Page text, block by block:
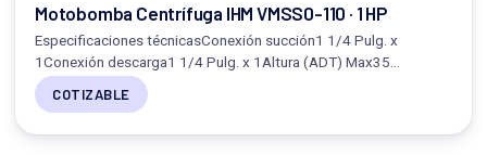
Motobomba Centrífuga IHM VMSS0-110 · 1 HP
Especificaciones técnicasConexión succión1 1/4 Pulg. x
1Conexión descarga1 1/4 Pulg. x 1Altura (ADT) Max35…
COTIZABLE